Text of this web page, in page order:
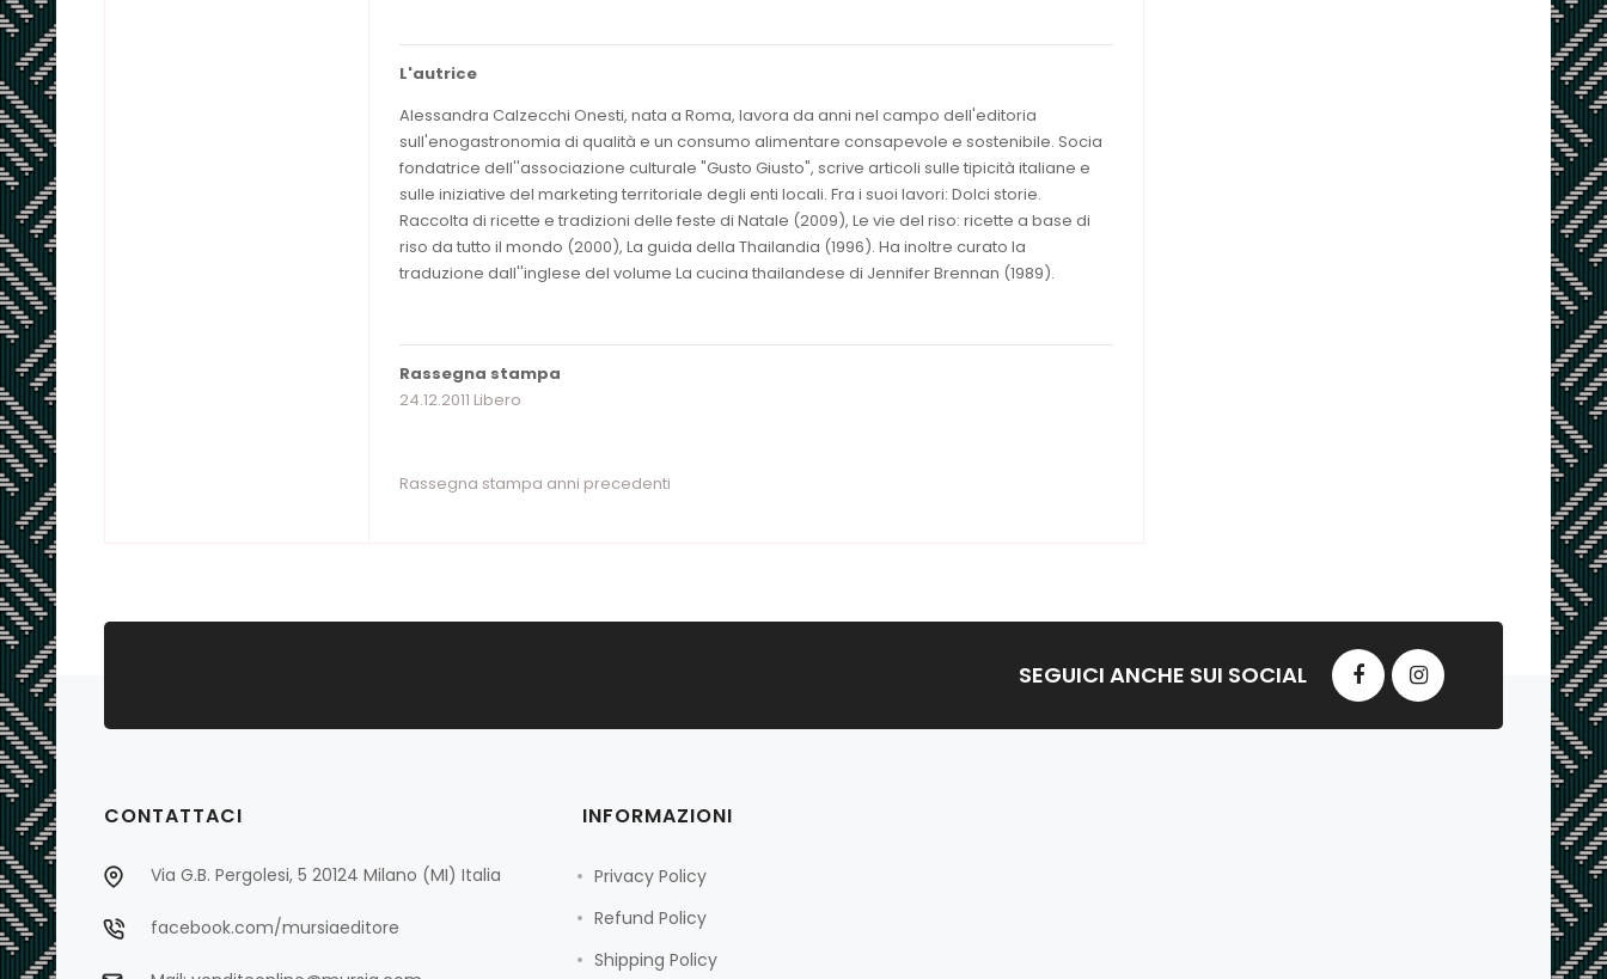
L'autrice
Alessandra Calzecchi Onesti, nata a Roma, lavora da anni nel campo dell'editoria
sull'enogastronomia di qualità e un consumo alimentare consapevole e sostenibile. Socia
fondatrice dell''associazione culturale "Gusto Giusto", scrive articoli sulle tipicità italiane e
sulle iniziative del marketing territoriale degli enti locali. Fra i suoi lavori: Dolci storie.
Raccolta di ricette e tradizioni delle feste di Natale (2009), Le vie del riso: ricette a base di
riso da tutto il mondo (2000), La guida della Thailandia (1996). Ha inoltre curato la
traduzione dall''inglese del volume La cucina thailandese di Jennifer Brennan (1989).
Rassegna stampa
24.12.2011 Libero
Rassegna stampa anni precedenti
SEGUICI ANCHE SUI SOCIAL
CONTATTACI
Via G.B. Pergolesi, 5 20124 Milano (MI) Italia
facebook.com/mursiaeditore
INFORMAZIONI
Privacy Policy
Refund Policy
Shipping Policy